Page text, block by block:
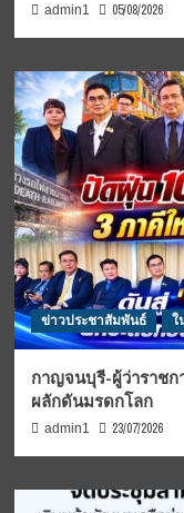
admin1 05/08/2026
ข่าวประชาสัมพันธ์ ใ
กาญจนบุรี-ผู้ว่าราช
ผลักดันมรดกโลก
admin1 23/07/2026